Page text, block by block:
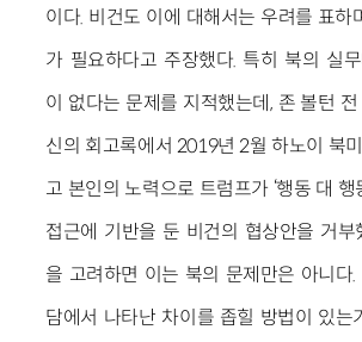
이다. 비건도 이에 대해서는 우려를 표하
가 필요하다고 주장했다. 특히 북의 실
이 없다는 문제를 지적했는데, 존 볼턴
신의 회고록에서 2019년 2월 하노이 북
고 본인의 노력으로 트럼프가 ‘행동 대 행
접근에 기반을 둔 비건의 협상안을 거부
을 고려하면 이는 북의 문제만은 아니다.
담에서 나타난 차이를 좁힐 방법이 있는